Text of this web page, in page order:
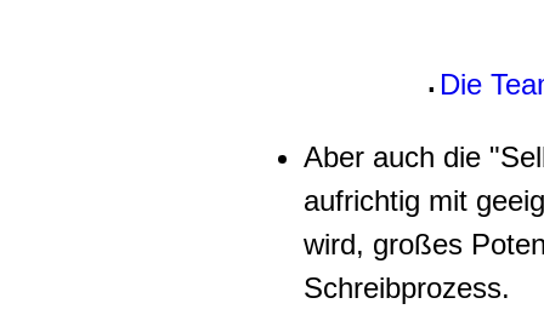
▪ Die
Aber auch die
aufrichtig mit
wird, großes
Schreibprozess.